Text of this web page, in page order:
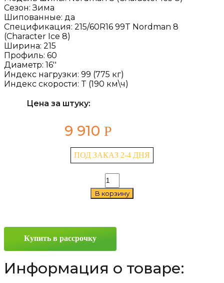
Сезон:Зима
Шипованные: да
Спецификация: 215/60R16 99T Nordman 8
(Character Ice 8)
Ширина: 215
Профиль: 60
Диаметр: 16''
Индекс нагрузки: 99 (775 кг)
Индекс скорости: T (190 км\ч)
Цена за штуку:
9 910 Р
ПОД ЗАКАЗ 2-4 ДНЯ
Количество
товара
Ikon
215/60
99T
В корзину
Купить в рассрочку
Информация о товаре: